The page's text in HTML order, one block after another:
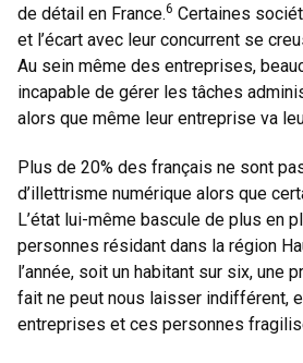
de détail en France.6 Certaines
et l’écart avec leur concurrent se
Au sein même des entreprises,
incapable de gérer les tâches
alors que même leur entreprise va
Plus de 20% des français ne sont
d’illettrisme numérique alors que
L’état lui-même bascule de plus en
personnes résidant dans la région
l’année, soit un habitant sur six, une
fait ne peut nous laisser indifférent,
entreprises et ces personnes